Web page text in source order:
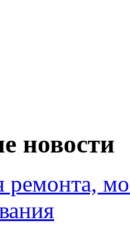
новости
ремонта,